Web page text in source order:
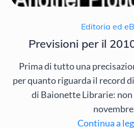
Editoria ed
Previsioni per il
Prima di tutto una
per quanto riguarda il record
di Baionette Librarie:
Continua a